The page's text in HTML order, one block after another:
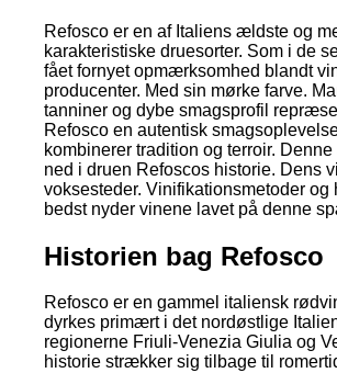
Refosco er en af Italiens ældste og
karakteristiske druesorter. Som i de
fået fornyet opmærksomhed blandt
producenter. Med sin mørke farve.
tanniner og dybe smagsprofil
Refosco en autentisk
kombinerer tradition og terroir.
ned i druen Refoscos historie. Dens
voksesteder. Vinifikationsmetoder og
bedst nyder vinene lavet på denne
Historien bag Refosco
Refosco er en gammel italiensk
dyrkes primært i det nordøstlige
regionerne Friuli-Venezia Giulia og
historie strækker sig tilbage til